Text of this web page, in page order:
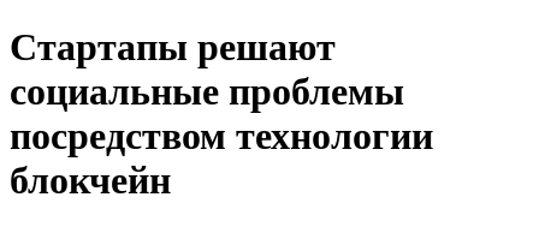
Стартапы решают
социальные проблемы
посредством технологии
блокчейн